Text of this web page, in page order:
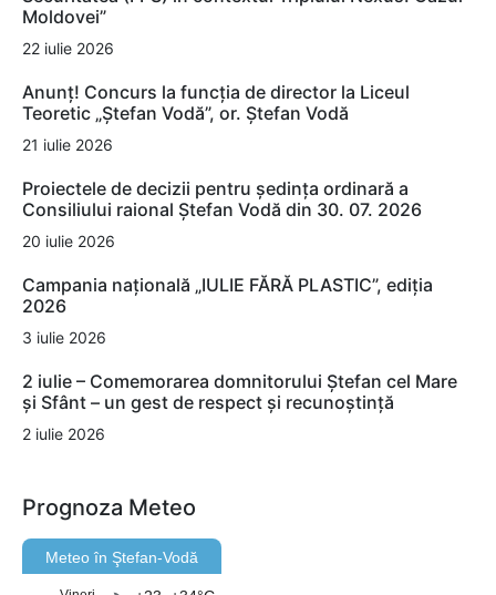
Moldovei”
22 iulie 2026
Anunț! Concurs la funcția de director la Liceul
Teoretic „Ștefan Vodă”, or. Ștefan Vodă
21 iulie 2026
Proiectele de decizii pentru ședința ordinară a
Consiliului raional Ștefan Vodă din 30. 07. 2026
20 iulie 2026
Campania națională „IULIE FĂRĂ PLASTIC”, ediția
2026
3 iulie 2026
2 iulie – Comemorarea domnitorului Ștefan cel Mare
și Sfânt – un gest de respect și recunoștință
2 iulie 2026
Prognoza Meteo
Meteo în Ştefan-Vodă